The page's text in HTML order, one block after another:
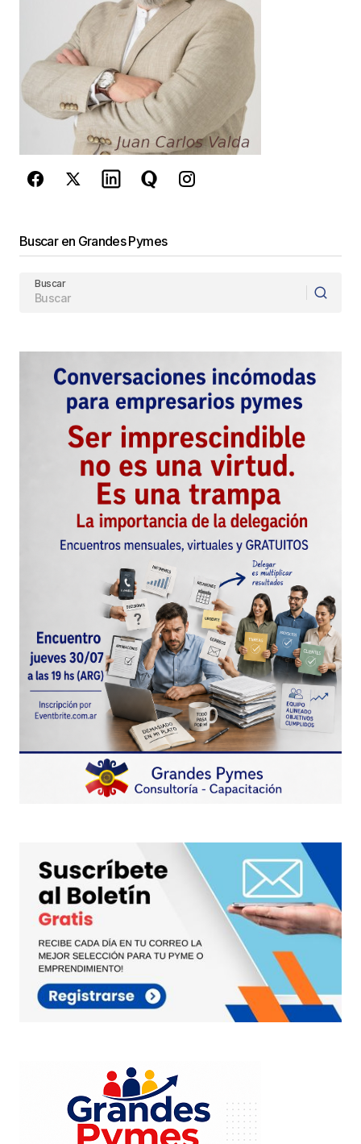
Este sitio esta protegido por
reCAPTCHA y la
Política de
privacidady los
Términos del servicio
de Googlese aplican.
Enviar Comentario
Buscar en Grandes Pymes
Buscar